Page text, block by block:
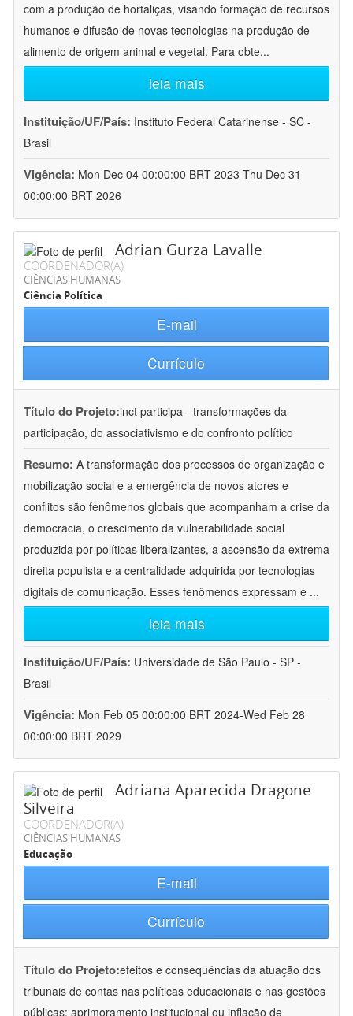
com a produção de hortaliças, visando formação de recursos
humanos e difusão de novas tecnologias na produção de
alimento de origem animal e vegetal. Para obte...
leia mais
Instituição/UF/País: Instituto Federal Catarinense - SC -
Brasil
Vigência: Mon Dec 04 00:00:00 BRT 2023-Thu Dec 31
00:00:00 BRT 2026
Adrian Gurza Lavalle
COORDENADOR(A)
CIÊNCIAS HUMANAS
Ciência Política
E-mail
Currículo
Título do Projeto:inct participa - transformações da
participação, do associativismo e do confronto político
Resumo: A transformação dos processos de organização e
mobilização social e a emergência de novos atores e
conflitos são fenômenos globais que acompanham a crise da
democracia, o crescimento da vulnerabilidade social
produzida por políticas liberalizantes, a ascensão da extrema
direita populista e a centralidade adquirida por tecnologias
digitais de comunicação. Esses fenômenos expressam e ...
leia mais
Instituição/UF/País: Universidade de São Paulo - SP -
Brasil
Vigência: Mon Feb 05 00:00:00 BRT 2024-Wed Feb 28
00:00:00 BRT 2029
Adriana Aparecida Dragone
Silveira
COORDENADOR(A)
CIÊNCIAS HUMANAS
Educação
E-mail
Currículo
Título do Projeto:efeitos e consequências da atuação dos
tribunais de contas nas políticas educacionais e nas gestões
públicas: aprimoramento institucional ou inflação de